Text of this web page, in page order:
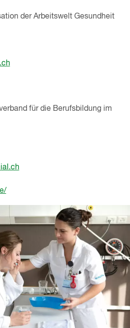
der Arbeitswelt Gesundheit
für die Berufsbildung im